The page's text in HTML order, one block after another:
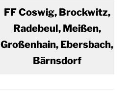
FF Coswig, Brockwitz,
Radebeul, Meißen,
Großenhain, Ebersbach,
Bärnsdorf